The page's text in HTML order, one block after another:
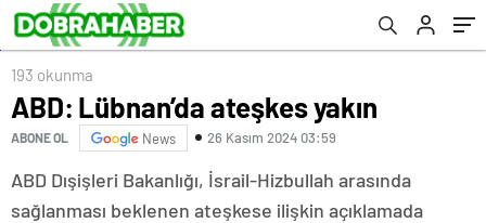
193 okunma
ABD: Lübnan’da ateşkes yakın
ABONE OL News 26 Kasım 2024 03:59
ABD Dışişleri Bakanlığı, İsrail-Hizbullah arasında
sağlanması beklenen ateşkese ilişkin açıklamada